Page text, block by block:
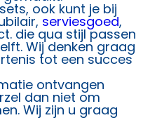
ook kunt je bij
serviesgoed,
die qua stijl passen
Wij denken graag
tot een succes
ontvangen
dan niet om
Wij zijn u graag